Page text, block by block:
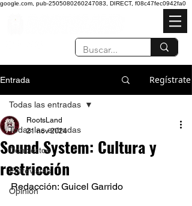
google.com, pub-2505080260247083, DIRECT, f08c47fec0942fa0
Entrada Regístrate
Todas las entradas
Conciertos
Entrevistas
Opinión
Todas las entradas
Sound System: Cultura y
restricción
RootsLand
21 nov 2024
Redacción: Guicel Garrido